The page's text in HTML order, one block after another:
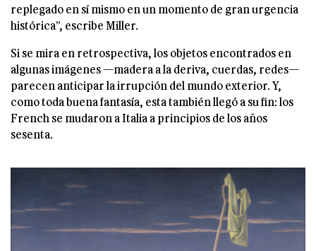
replegado en sí mismo en un momento de gran urgencia
histórica”, escribe Miller.
Si se mira en retrospectiva, los objetos encontrados en
algunas imágenes —madera a la deriva, cuerdas, redes—
parecen anticipar la irrupción del mundo exterior. Y,
como toda buena fantasía, esta también llegó a su fin: los
French se mudaron a Italia a principios de los años
sesenta.